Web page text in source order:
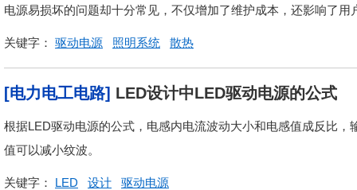
电源易损坏的问题却十分常见，不仅增加了维护成本，还影响了
关键字： 驱动电源 照明系统 散热
[电力电工电路] LED设计中LED驱动电源的公式
根据LED驱动电源的公式，电感内电流波动大小和电感值成反比
值可以减小纹波。
关键字： LED 设计 驱动电源